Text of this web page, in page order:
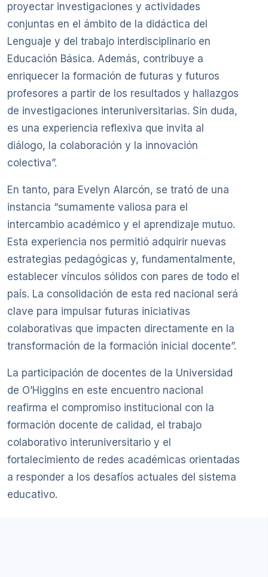
proyectar investigaciones y actividades
conjuntas en el ámbito de la didáctica del
Lenguaje y del trabajo interdisciplinario en
Educación Básica. Además, contribuye a
enriquecer la formación de futuras y futuros
profesores a partir de los resultados y hallazgos
de investigaciones interuniversitarias. Sin duda,
es una experiencia reflexiva que invita al
diálogo, la colaboración y la innovación
colectiva”.
En tanto, para Evelyn Alarcón, se trató de una
instancia “sumamente valiosa para el
intercambio académico y el aprendizaje mutuo.
Esta experiencia nos permitió adquirir nuevas
estrategias pedagógicas y, fundamentalmente,
establecer vínculos sólidos con pares de todo el
país. La consolidación de esta red nacional será
clave para impulsar futuras iniciativas
colaborativas que impacten directamente en la
transformación de la formación inicial docente”.
La participación de docentes de la Universidad
de O’Higgins en este encuentro nacional
reafirma el compromiso institucional con la
formación docente de calidad, el trabajo
colaborativo interuniversitario y el
fortalecimiento de redes académicas orientadas
a responder a los desafíos actuales del sistema
educativo.